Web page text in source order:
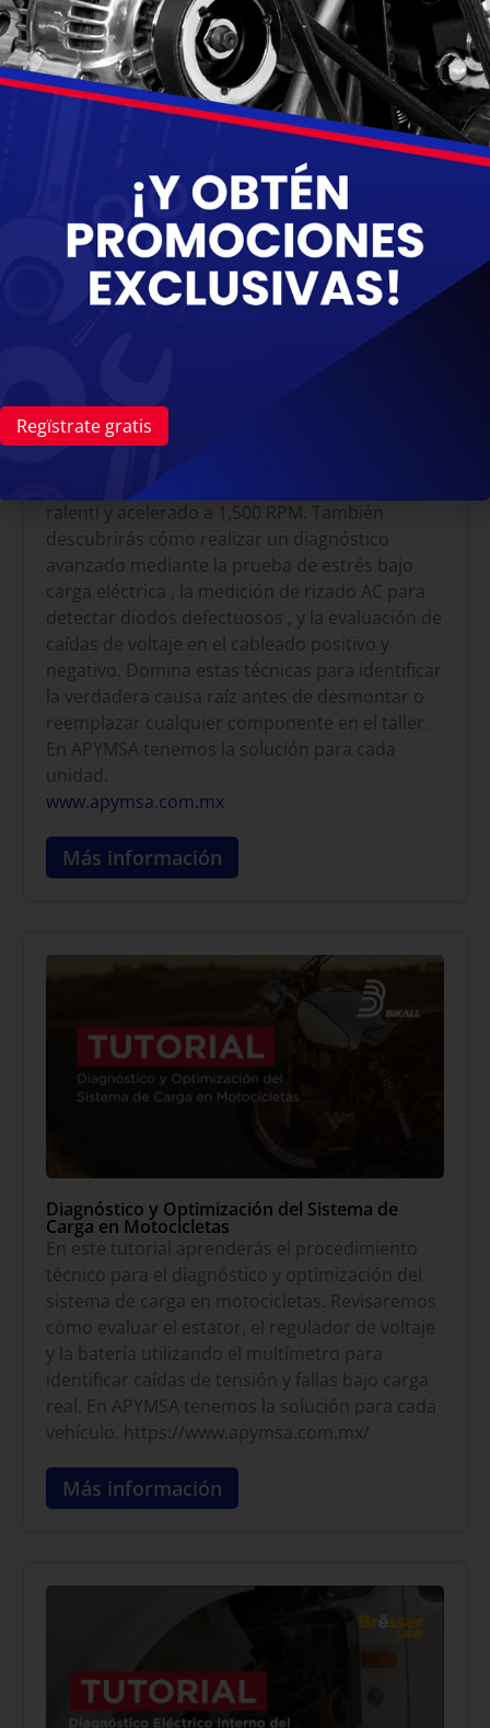
Prueba del Alternador con Multímetro en
Vehículos Servicio Pesado
¡Bienvenidos a este tutorial especializado de
aprenderás a ejecutar el protocolo definitivo de
sistemas de carga de 24 volts para equipo
pesado. De forma guiada paso a paso,
analizaremos el voltaje del banco de baterías en
tres condiciones críticas: motor apagado, en
ralentí y acelerado a 1,500 RPM. También
descubrirás cómo realizar un diagnóstico
avanzado mediante la prueba de estrés bajo
carga eléctrica , la medición de rizado AC para
detectar diodos defectuosos , y la evaluación de
caídas de voltaje en el cableado positivo y
negativo. Domina estas técnicas para identificar
la verdadera causa raíz antes de desmontar o
reemplazar cualquier componente en el taller.
En APYMSA tenemos la solución para cada
unidad.
www.apymsa.com.mx
Más información
Diagnóstico y Optimización del Sistema de
Carga en Motocicletas
En este tutorial aprenderás el procedimiento
técnico para el diagnóstico y optimización del
sistema de carga en motocicletas. Revisaremos
cómo evaluar el estator, el regulador de voltaje
y la batería utilizando el multímetro para
identificar caídas de tensión y fallas bajo carga
real. En APYMSA tenemos la solución para cada
vehículo. https://www.apymsa.com.mx/
Más información
Regïstrate gratis